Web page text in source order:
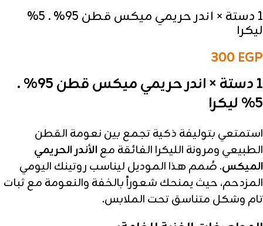
1 دستة × اندر حريمي ميكس قطن 95% . 5%
ليكرا
300 EGP
1 دستة × اندر حريمي ميكس قطن 95% .
5% ليكرا
استمتعي بتوليفة ذكية تجمع بين نعومة القطن
الطبيعي ومرونة الليكرا الفائقة معالأندر الحريمي
الميكس. صُمم هذا الموديل ليناسب روتينك اليومي
المزدحم، حيث يمنحك شعوراً بالخفة والنعومة مع ثبات
تام وشكل متناسق تحت الملابس.